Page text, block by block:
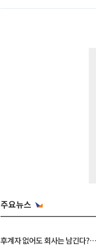
주요뉴스
후계자 없어도 회사는 남긴다